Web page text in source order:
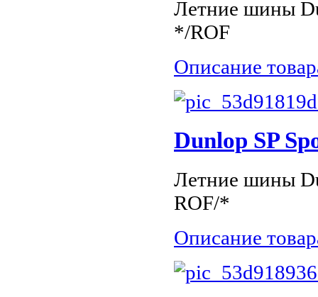
Летние шины
*/ROF
Описание
Dunlop SP
Летние шины
ROF/*
Описание